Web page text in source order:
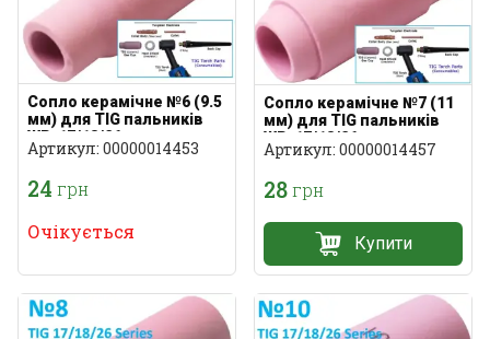
Сопло керамічне №6 (9.5
мм) для TIG пальників
WP-17/18/26
Артикул: 00000014453
24 грн
Очікується
Сопло керамічне №7 (11
мм) для TIG пальників
WP-17/18/26
Артикул: 00000014457
28грн
Купити